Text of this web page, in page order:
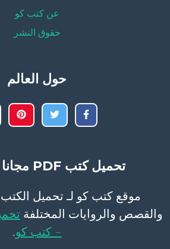
عن كتب كو
حقوق النشر
حول العالم
تحميل كتب PDF مجانا – كتب كو
والقصص والروايات المختلفة
– كتب كو.